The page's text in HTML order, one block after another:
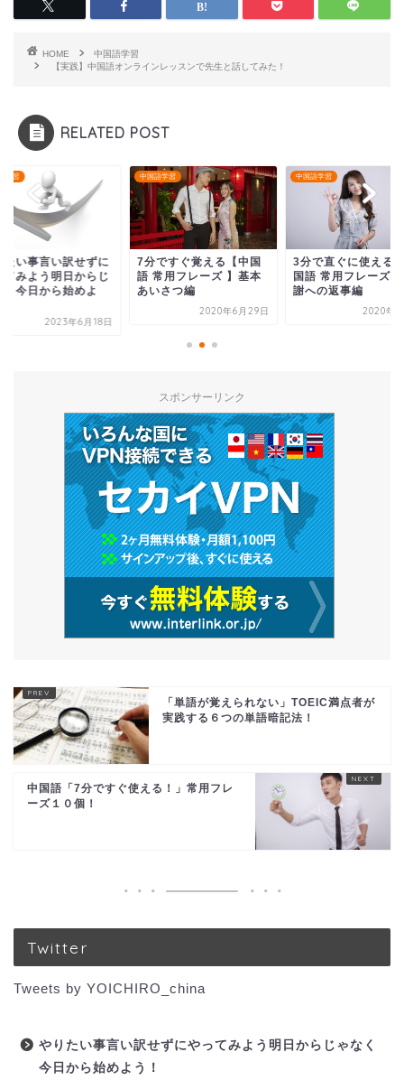
HOME
中国語学習
【実践】中国語オンラインレッスンで先生と話してみた！
RELATED POST
学習
すぐ覚える【中国
用フレーズ 】基本
さつ編
中国語学習
3分で直ぐに使える【中
国語 常用フレーズ 】感
謝への返事編
2020年7月1日
中国語学習
やりたい事言い訳せ
やってみよう明日か
ゃなく今日から始め
スポンサーリンク
「単語が覚えられない」TOEIC満点者が
実践する６つの単語暗記法！
中国語「7分ですぐ使える！」常用フレ
ーズ１０個！
Twitter
Tweets by YOICHIRO_china
やりたい事言い訳せずにやってみよう明日からじゃなく
今日から始めよう！